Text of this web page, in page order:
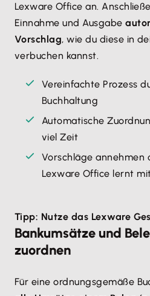
Lexware Office an.
Einnahme und Ausgabe
Vorschlag, wie du diese in
verbuchen kannst.
Vereinfachte Prozess
Buchhaltung
Automatische
viel Zeit
Vorschläge annehmen
Lexware Office lernt
Geschäftskonto
Mit demLexware
automatischem
Tipp: Nutze das Lexware
Bankumsätze und
zuordnen
Für eine ordnungsgemäße